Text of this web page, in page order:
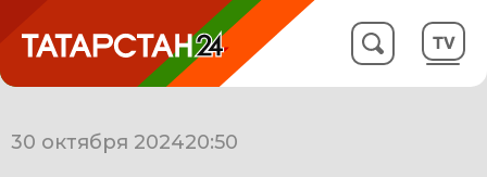
30 октября 202420:50